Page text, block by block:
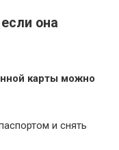
она
карты можно
и снять